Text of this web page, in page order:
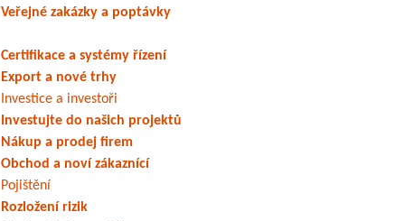
Veřejné zakázky a poptávky
Certifikace a systémy řízení
Export a nové trhy
Investice a investoři
Investujte do našich projektů
Nákup a prodej firem
Obchod a noví zákaznící
Pojištění
Rozložení rizik